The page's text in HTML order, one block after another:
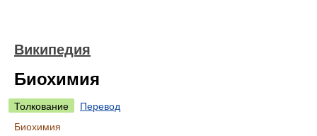
Википедия
Биохимия
Толкование
Перевод
Биохимия